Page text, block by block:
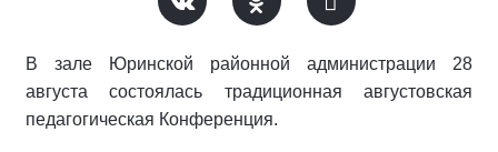
В зале Юринской районной администрации 28
августа состоялась традиционная августовская
педагогическая Конференция.